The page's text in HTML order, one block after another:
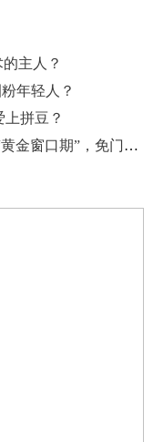
主人？
年轻人？
拼豆？
多地景区3月免门票：春节后错峰游迎“黄金窗口期”，免门票能否激活淡季市场？